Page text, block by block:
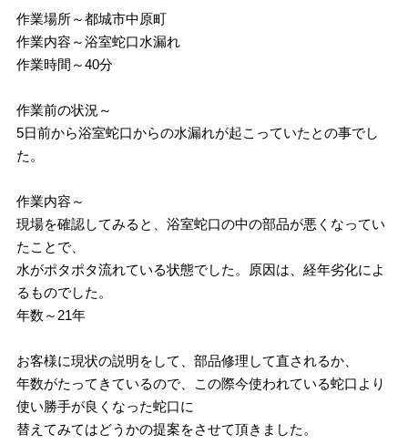
作業場所～都城市中原町
作業内容～浴室蛇口水漏れ
作業時間～40分
作業前の状況～
5日前から浴室蛇口からの水漏れが起こっていたとの事でし
た。
作業内容～
現場を確認してみると、浴室蛇口の中の部品が悪くなってい
たことで、
水がポタポタ流れている状態でした。原因は、経年劣化によ
るものでした。
年数～21年
お客様に現状の説明をして、部品修理して直されるか、
年数がたってきているので、この際今使われている蛇口より
使い勝手が良くなった蛇口に
替えてみてはどうかの提案をさせて頂きました。